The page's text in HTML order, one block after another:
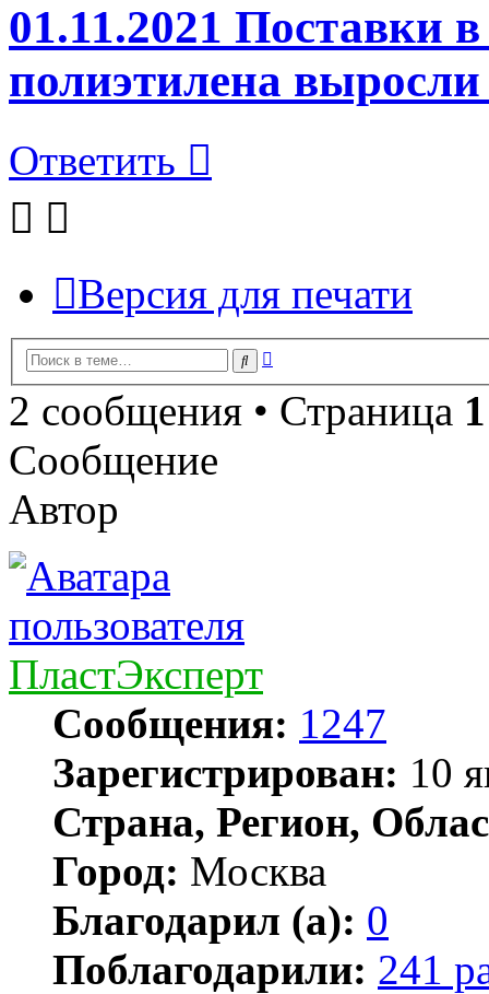
01.11.2021 Поставки
полиэтилена выросли
Ответить
Версия для печати
Поиск
2 сообщения • Страница 1
Сообщение
Автор
ПластЭксперт
Сообщения: 1247
Зарегистрирован: 10
Страна, Регион,
Город: Москва
Благодарил (а): 0
Поблагодарили: 241